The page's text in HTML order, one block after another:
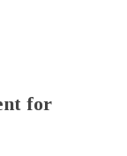
for